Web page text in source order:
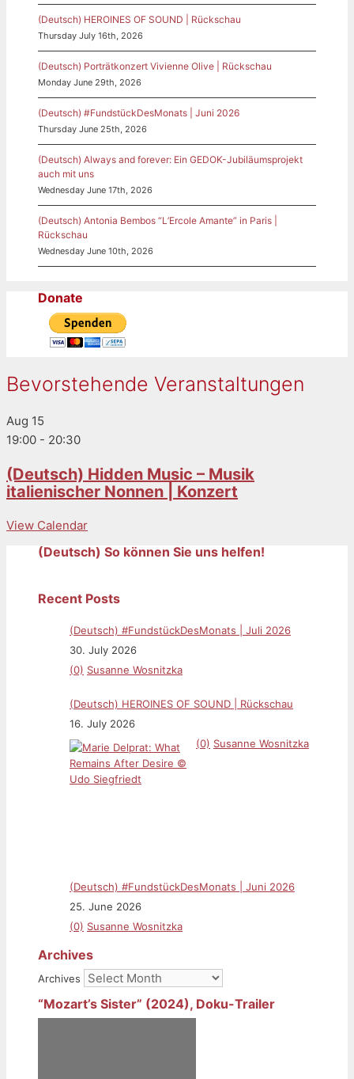
(Deutsch) HEROINES OF SOUND | Rückschau
Thursday July 16th, 2026
(Deutsch) Porträtkonzert Vivienne Olive | Rückschau
Monday June 29th, 2026
(Deutsch) #FundstückDesMonats | Juni 2026
Thursday June 25th, 2026
(Deutsch) Always and forever: Ein GEDOK-Jubiläumsprojekt
auch mit uns
Wednesday June 17th, 2026
(Deutsch) Antonia Bembos “L’Ercole Amante” in Paris |
Rückschau
Wednesday June 10th, 2026
Donate
Bevorstehende Veranstaltungen
Aug 15
19:00 - 20:30
(Deutsch) Hidden Music – Musik
italienischer Nonnen | Konzert
View Calendar
(Deutsch) So können Sie uns helfen!
Recent Posts
(Deutsch) #FundstückDesMonats | Juli 2026
30. July 2026
(0) Susanne Wosnitzka
(Deutsch) HEROINES OF SOUND | Rückschau
16. July 2026
(0) Susanne Wosnitzka
(Deutsch) #FundstückDesMonats | Juni 2026
25. June 2026
(0) Susanne Wosnitzka
Archives
Archives
“Mozart’s Sister” (2024), Doku-Trailer